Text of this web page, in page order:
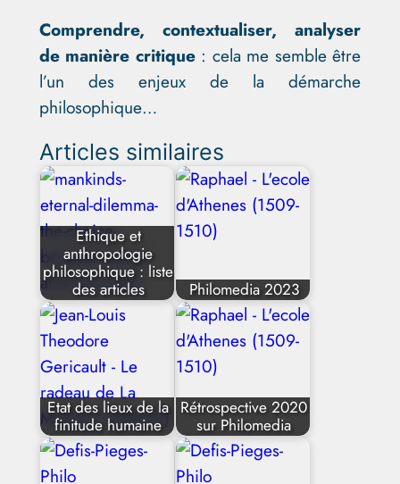
Comprendre, contextualiser, analyser
de manière critique: cela me semble être
l’un des enjeux de la démarche
philosophique…
Articles similaires
Ethique et
anthropologie
philosophique : liste
des articles
Philomedia 2023
Etat des lieux de la
finitude humaine
Rétrospective 2020
sur Philomedia